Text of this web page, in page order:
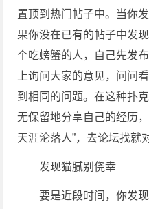
置顶到热门帖子中。当你
果你没在已有的帖子中发
个吃螃蟹的人，自己先发
上询问大家的意见，问问
到相同的问题。在这种扑
无保留地分享自己的经历
天涯沦落人”，去论坛找就
发现猫腻别侥幸
要是近段时间，你发